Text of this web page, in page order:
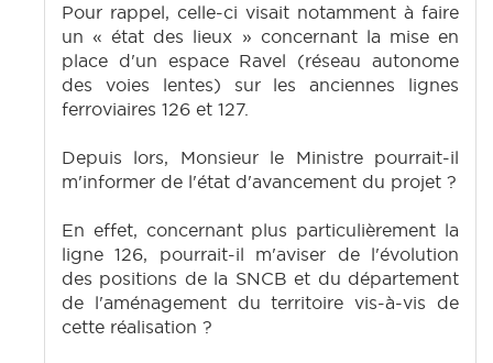
Pour rappel, celle-ci visait notamment à faire
un « état des lieux » concernant la mise en
place d'un espace Ravel (réseau autonome
des voies lentes) sur les anciennes lignes
ferroviaires 126 et 127.
Depuis lors, Monsieur le Ministre pourrait-il
m'informer de l'état d'avancement du projet ?
En effet, concernant plus particulièrement la
ligne 126, pourrait-il m'aviser de l'évolution
des positions de la SNCB et du département
de l'aménagement du territoire vis-à-vis de
cette réalisation ?